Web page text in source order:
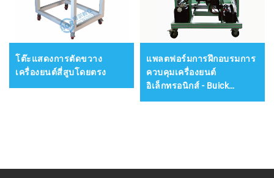
โต๊ะแสดงการตัดขวาง
เครื่องยนต์สี่สูบโดยตรง
แพลตฟอร์มการฝึกอบรมการ
ควบคุมเครื่องยนต์
อิเล็กทรอนิกส์ - Buick